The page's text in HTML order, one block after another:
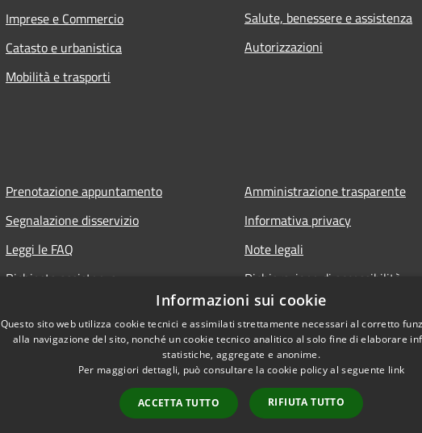
Imprese e Commercio
Catasto e urbanistica
Mobilità e trasporti
Salute, benessere e assistenza
Autorizzazioni
Prenotazione appuntamento
Segnalazione disservizio
Leggi le FAQ
Richiesta assistenza
Amministrazione trasparente
Informativa privacy
Note legali
Dichiarazione di accessibilità
Informazioni sui cookie
Questo sito web utilizza cookie tecnici e assimilati strettamente necessari al corretto
alla navigazione del sito, nonché un cookie tecnico analitico al solo fine di elaborare
statistiche, aggregate e anonime.
Per maggiori dettagli, può consultare la cookie policy al seguente link
ACCETTA TUTTO RIFIUTA TUTTO